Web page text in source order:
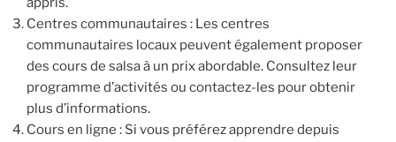
Centres communautaires : Les centres
communautaires locaux peuvent également proposer
des cours de salsa à un prix abordable. Consultez leur
programme d’activités ou contactez-les pour obtenir
plus d’informations.
Cours en ligne : Si vous préférez apprendre depuis